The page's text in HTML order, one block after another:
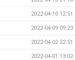
2022-04-10 12:51
2022-04-09 09:23
2022-04-02 22:51
2022-04-01 13:02